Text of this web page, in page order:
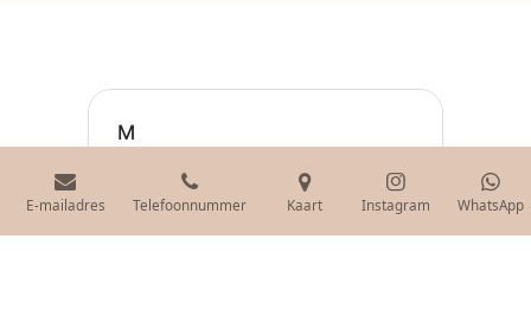
E-mailadres Telefoonnummer Kaart Instagram WhatsApp